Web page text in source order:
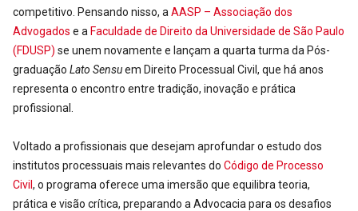
competitivo. Pensando nisso, a AASP – Associação dos
Advogados e a Faculdade de Direito da Universidade de São Paulo
(FDUSP) se unem novamente e lançam a quarta turma da Pós-
graduação Lato Sensuem Direito Processual Civil, que há anos
representa o encontro entre tradição, inovação e prática
profissional.
Voltado a profissionais que desejam aprofundar o estudo dos
institutos processuais mais relevantes do Código de Processo
Civil , o programa oferece uma imersão que equilibra teoria,
prática e visão crítica, preparando a Advocacia para os desafios